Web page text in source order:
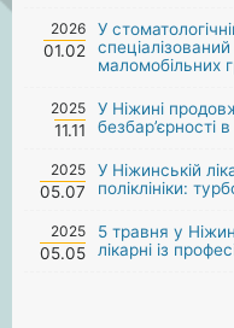
2026
01.02
У
спеціалізований
маломобільних
2025
11.11
У Ніжині
безбар’єрності
2025
05.07
У Ніжинській
поліклініки:
2025
05.05
5 травня у
лікарні із